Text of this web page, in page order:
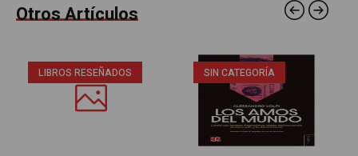
Otros Artículos
LIBROS RESEÑADOS SIN CATEGORÍA